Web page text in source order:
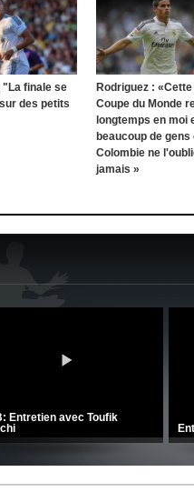
"La finale se
des petits
Rodriguez : «Cette
Coupe du Monde
longtemps en moi
beaucoup de gens
Colombie ne
jamais »
CRB: Entretien avec Toufik